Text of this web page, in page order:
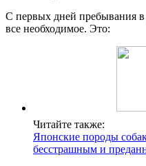
С первых дней пребывания
все необходимое. Это:
Читайте также:
Японские породы
бесстрашным и